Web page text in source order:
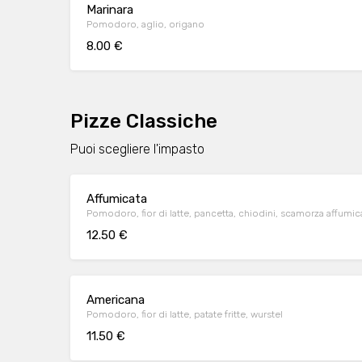
Marinara
Pomodoro, aglio, origano
8.00 €
Pizze Classiche
Puoi scegliere l'impasto
Affumicata
Pomodoro, fior di latte, pancetta, chiodini, scamorza
12.50 €
Americana
Pomodoro, fior di latte, patate fritte, wurstel
11.50 €